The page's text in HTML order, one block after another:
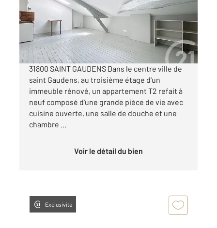
Appartement à louer
420 €
par mois charges comprises
31800 SAINT GAUDENS Dans le centre ville de
saint Gaudens, au troisième étage d'un
immeuble rénové, un appartement T2 refait à
neuf composé d'une grande pièce de vie avec
cuisine ouverte, une salle de douche et une
chambre ...
Voir le détail du bien
Exclusivité